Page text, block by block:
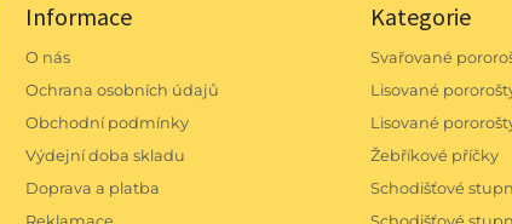
Informace
O nás
Ochrana osobních údajů
Obchodní podmínky
Výdejní doba skladu
Doprava a platba
Kategorie
Svařované
Lisované
Lisované
Žebříkové příčky
Schodišťové